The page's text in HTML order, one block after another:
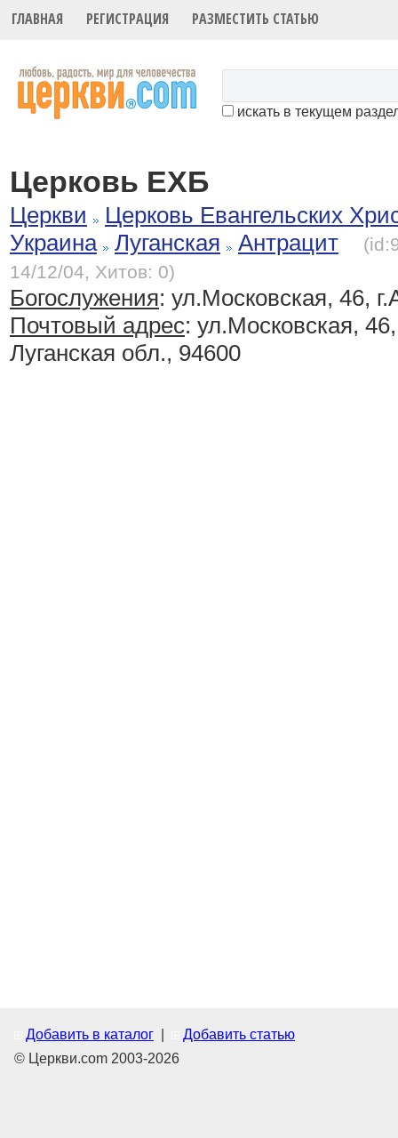
ГЛАВНАЯ РЕГИСТРАЦИЯ РАЗМЕСТИТЬ СТАТЬЮ
искать в текущем
Церковь ЕХБ
Церкви
Церковь Евангельских
Украина
Луганская Антрацит
14/12/04, Хитов: 0)
Богослужения: ул.Московская, 46,
Почтовый адрес: ул.Московская,
Луганская обл., 94600
Добавить в каталог
Добавить статью
© Церкви.com 2003-2026